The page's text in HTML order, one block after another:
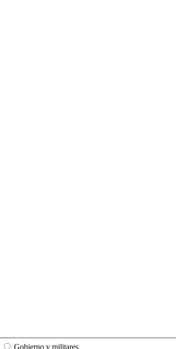
Gobierno y militares